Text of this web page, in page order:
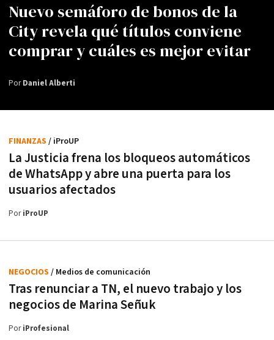
Nuevo semáforo de bonos de la
City revela qué títulos conviene
comprar y cuáles es mejor evitar
PorDaniel Alberti
La Justicia frena los bloqueos automáticos
de WhatsApp y abre una puerta para los
usuarios afectados
FINANZAS / iProUP
PoriProUP
Tras renunciar a TN, el nuevo trabajo y los
negocios de Marina Señuk
NEGOCIOS / Medios de comunicación
PoriProfesional